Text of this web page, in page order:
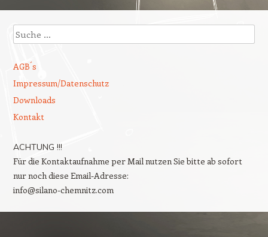
Suche
AGB´s
Impressum/Datenschutz
Downloads
Kontakt
ACHTUNG !!!
Für die Kontaktaufnahme per Mail nutzen Sie bitte ab sofort
nur noch diese Email-Adresse:
info@silano-chemnitz.com